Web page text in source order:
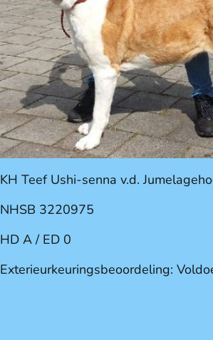
KH Teef Ushi-senna v.d.
NHSB 3220975
HD A / ED 0
Exterieurkeuringsbeoordeling: